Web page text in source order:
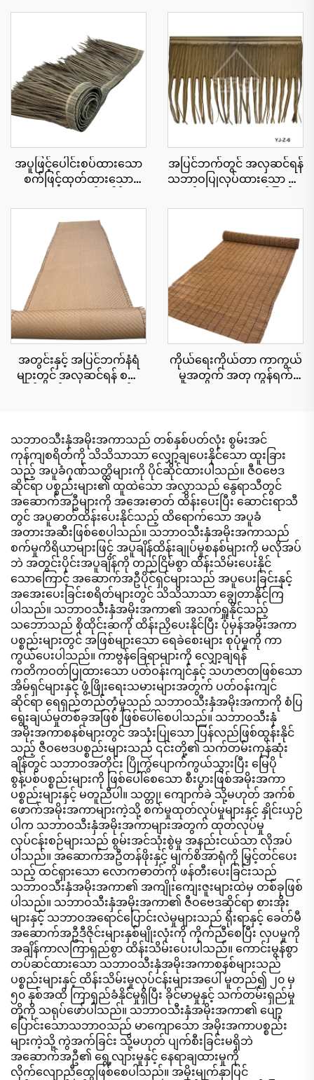
အပူဖြင့်ပေါင်းစပ်ထားသော
စက်ဖြင့်ထုတ်ထားသော
ပြား ၅၀ စင်တီမီတာ x ၃
မီတာ၊ မီးခံနိုင်ရည်ပိုမို
ကောင်းမွန်ခြင်း
အပြင်ဘက်တွင် အလှဆင်ရန်
သဘာဝပြုလုပ်ထားသော ဖရုံ
ခံနိုင်ရည်ရှိခြင်း
အတွင်းနှင့် အပြင်ဘက်နံရံ
များတွင် အလှဆင်ရန် စက်
ကိုယ်ရေးကိုယ်တာ ကာကွယ်
မှုအတွက် အတု ကွန်ရက်
သဘာဝသီးနှံအမိုးအကာသည် တစ်နှစ်ပတ်လုံး စွမ်းအင်
ကုန်ကျစရိတ်ကို သိသိသာသာ လျှော့ချပေးနိုင်သော ထူးခြား
သည့် အပူခံဂုဏ်သတ္တိများကို ပိုင်ဆိုင်ထားပါသည်။ ဇီဝဗေဒ
ဆိုင်ရာ ပစ္စည်းများ၏ ထူထဲသော အလွှာသည် နွေရာသီတွင်
အဆောက်အဦများကို အအေးဓာတ် ထိန်းပေးပြီး ဆောင်းရာသီ
တွင် အပူဓာတ်ထိန်းပေးနိုင်သည့် ထိရောက်သော အပူခံ
အတားအဆီးဖြစ်စေပါသည်။ သဘာဝသီးနှံအမိုးအကာသည်
စက်မှုကိရိယာများဖြင့် အပူချိန်ထိန်းချုပ်မှုစနစ်များကို မလိုအပ်
ဘဲ အတွင်းပိုင်းအပူချိန်ကို တည်ငြိမ်စွာ ထိန်းသိမ်းပေးနိုင်
သောကြောင့် အဆောက်အဦပိုင်ရှင်များသည် အပူပေးခြင်းနှင့်
အအေးပေးခြင်းစရိတ်များတွင် သိသိသာသာ ချွေတာနိုင်ကြ
ပါသည်။ သဘာဝသီးနှံအမိုးအကာ၏ အသက်ရှူနိုင်သည့်
သဘောသည် စိုထိုင်းဆကို ထိန်းညှိပေးနိုင်ပြီး ပုံမှန်အမိုးအကာ
ပစ္စည်းများတွင် အဖြစ်များသော ရေခဲစေးများ စုပုံမှုကို ကာ
ကွယ်ပေးပါသည်။ ကာဗွန်ခြေရာများကို လျှော့ချရန်
ကတိကဝတ်ပြုထားသော ပတ်ဝန်းကျင်နှင့် သဟဇာတဖြစ်သော
အိမ်ရှင်များနှင့် ဖွံ့ဖြိုးရေးသမားများအတွက် ပတ်ဝန်းကျင်
ဆိုင်ရာ ရေရှည်တည်တံ့မှုသည် သဘာဝသီးနှံအမိုးအကာကို စံပြ
ရွေးချယ်မှုတစ်ခုအဖြစ် ဖြစ်ပေါ်စေပါသည်။ သဘာဝသီးနှံ
အမိုးအကာစနစ်များတွင် အသုံးပြုသော ပြန်လည်ဖြစ်ထွန်းနိုင်
သည့် ဇီဝဗေဒပစ္စည်းများသည် ၎င်းတို့၏ သက်တမ်းကုန်ဆုံး
ချိန်တွင် သဘာဝအတိုင်း ပြိုကွဲပျောက်ကွယ်သွားပြီး မြေပို
စွန့်ပစ်ပစ္စည်းများကို ဖြစ်ပေါ်စေသော စီးပွားဖြစ်အမိုးအကာ
ပစ္စည်းများနှင့် မတူညီပါ။ သတ္တု၊ ကျောက်ခဲ သို့မဟုတ် အက်စ်
ဖောက်အမိုးအကာများကဲ့သို့ စက်မှုထုတ်လုပ်မှုများနှင့် နှိုင်းယှဉ်
ပါက သဘာဝသီးနှံအမိုးအကာများအတွက် ထုတ်လုပ်မှု
လုပ်ငန်းစဉ်များသည် စွမ်းအင်သုံးစွဲမှု အနည်းငယ်သာ လိုအပ်
ပါသည်။ အဆောက်အဦတန်ဖိုးနှင့် မျက်စိအာရုံကို မြှင့်တင်ပေး
သည့် ထင်ရှားသော လောကဓာတ်ကို ဖန်တီးပေးခြင်းသည်
သဘာဝသီးနှံအမိုးအကာ၏ အကျိုးကျေးဇူးများထဲမှ တစ်ခုဖြစ်
ပါသည်။ သဘာဝသီးနှံအမိုးအကာ၏ ဇီဝဗေဒဆိုင်ရာ စားအိုး
များနှင့် သဘာဝအရောင်ပြောင်းလဲမှုများသည် ရိုးရာနှင့် ခေတ်မီ
အဆောက်အဦဒီဇိုင်းများနှစ်မျိုးလုံးကို ကိုက်ညီစေပြီး လှပမှုကို
အချိန်ကာလကြာရှည်စွာ ထိန်းသိမ်းပေးပါသည်။ ကောင်းမွန်စွာ
တပ်ဆင်ထားသော သဘာဝသီးနှံအမိုးအကာစနစ်များသည်
ပစ္စည်းများနှင့် ထိန်းသိမ်းမှုလုပ်ငန်းများအပေါ် မူတည်၍ ၂၀ မှ
၅၀ နှစ်အထိ ကြာရှည်ခံနိုင်မှုရှိပြီး ခိုင်မာမှုနှင့် သက်တမ်းရှည်မှု
တို့ကို သရုပ်ဖော်ပါသည်။ သဘာဝသီးနှံအမိုးအကာ၏ ပျော့
ပြောင်းသောသဘာဝသည် မာကျောသော အမိုးအကာပစ္စည်း
များကဲ့သို့ ကွဲအက်ခြင်း သို့မဟုတ် ပျက်စီးခြင်းမရှိဘဲ
အဆောက်အဦ၏ ရွေ့လျားမှုနှင့် နေရာချထားမှုကို
လိုက်လျောညီထွေဖြစ်စေပါသည်။ အမိုးမျက်နှာပြင်